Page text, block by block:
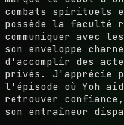
combats spirituels
possède la faculté
communiquer avec
son enveloppe
d'accomplir des
privés. J'apprécie
l'épisode où Yoh
retrouver
son entraîneur